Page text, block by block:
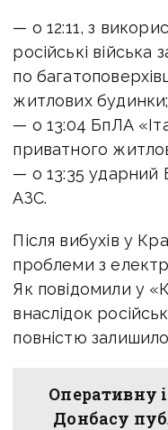
— о 12:11, з
російські війська
по
житлових будинки;
— о 13:04 БпЛА
приватного
— о 13:35 ударний
АЗС.
Після вибухів у
проблеми з
Як повідомили у
внаслідок
повністю
Оперативну
Донбасу